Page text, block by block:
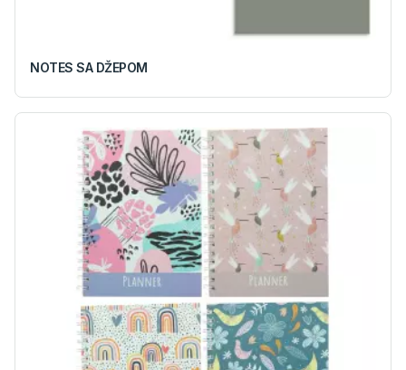
NOTES SA DŽEPOM